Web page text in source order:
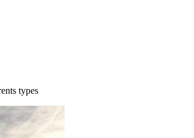
types